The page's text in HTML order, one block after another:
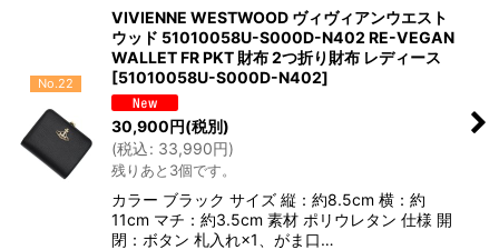
No.22
VIVIENNE WESTWOOD ヴィヴィアンウエスト
ウッド 51010058U-S000D-N402 RE-VEGAN
WALLET FR PKT 財布 2つ折り財布 レディース
[51010058U-S000D-N402]
30,900円(税別)
(税込: 33,990円)
残りあと3個です。
カラー ブラック サイズ 縦：約8.5cm 横：約
11cm マチ：約3.5cm 素材 ポリウレタン 仕様 開
閉：ボタン 札入れ×1、がま口…